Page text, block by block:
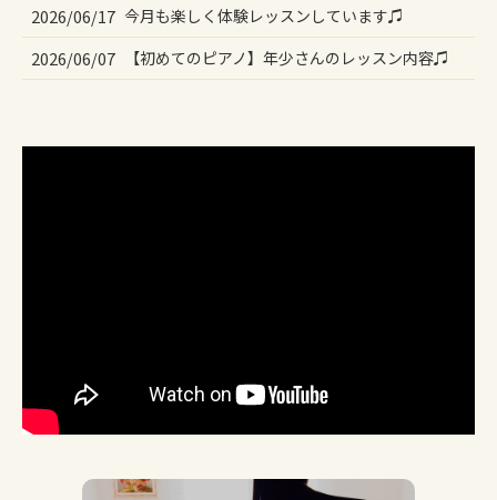
2026/06/17 今月も楽しく体験レッスンしています♫
2026/06/07 【初めてのピアノ】年少さんのレッスン内容♫